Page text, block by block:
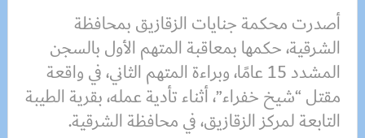
أصدرت محكمة جنايات الزقازيق بمحافظة
الشرقية، حكمها بمعاقبة المتهم الأول بالسجن
المشدد 15 عامًا، وبراءة المتهم الثاني، في واقعة
مقتل “شيخ خفراء”، أثناء تأدية عمله، بقرية الطيبة
التابعة لمركز الزقازيق، في محافظة الشرقية.